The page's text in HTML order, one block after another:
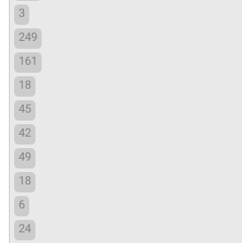
3
249
161
18
45
42
49
18
6
24